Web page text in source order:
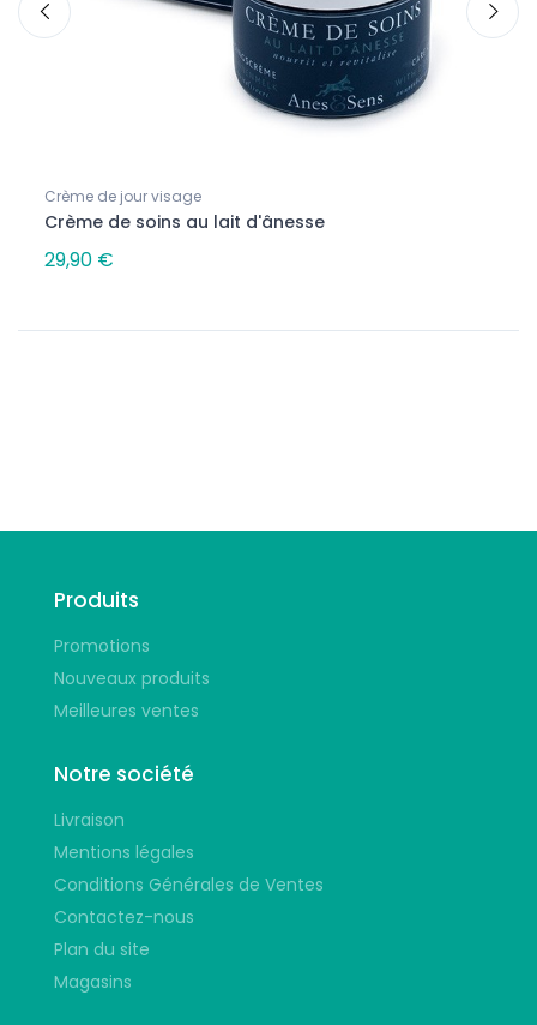
Crème de jour visage
Crème de soins au lait d'ânesse
29,90 €
Produits
Promotions
Nouveaux produits
Meilleures ventes
Notre société
Livraison
Mentions légales
Conditions Générales de Ventes
Contactez-nous
Plan du site
Magasins